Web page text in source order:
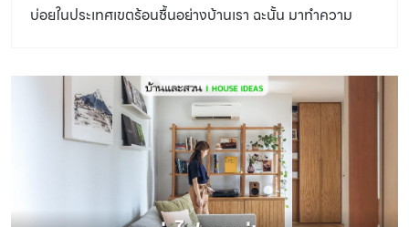
บ่อยในประเทศเขตร้อนชื้นอย่างบ้านเรา ฉะนั้น มาทำความ